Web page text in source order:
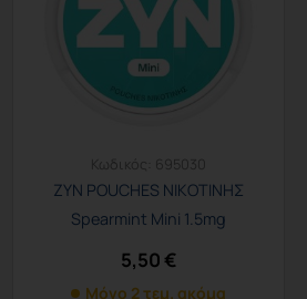
Κωδικός: 695030
ZYN POUCHES ΝΙΚΟΤΙΝΗΣ
Spearmint Mini 1.5mg
5,50€
Μόνο 2 τεμ. ακόμα